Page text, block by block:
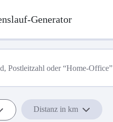
Generator
Distanz in km